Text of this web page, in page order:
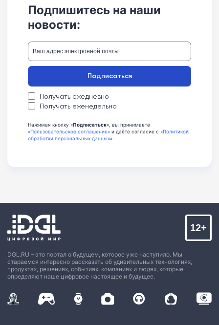
Подпишитесь на наши
новости:
Получать ежедневно
Получать еженедельно
Подписаться
Нажимая кнопку «Подписаться», вы принимаете
«Пользовательское соглашение» и даёте согласие с «Политикой
обработки персональных данных»
DGL.RU – это портал о будущем, которое уже наступило. Мы
стараемся интересно рассказать об удивительных технологиях,
продуктах, решениях, событиях, компаниях и людях, которые
определяют наше цифровое настоящее и будущее.
12+